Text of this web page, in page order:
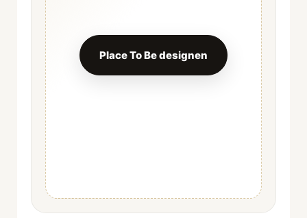
Place To Be designen